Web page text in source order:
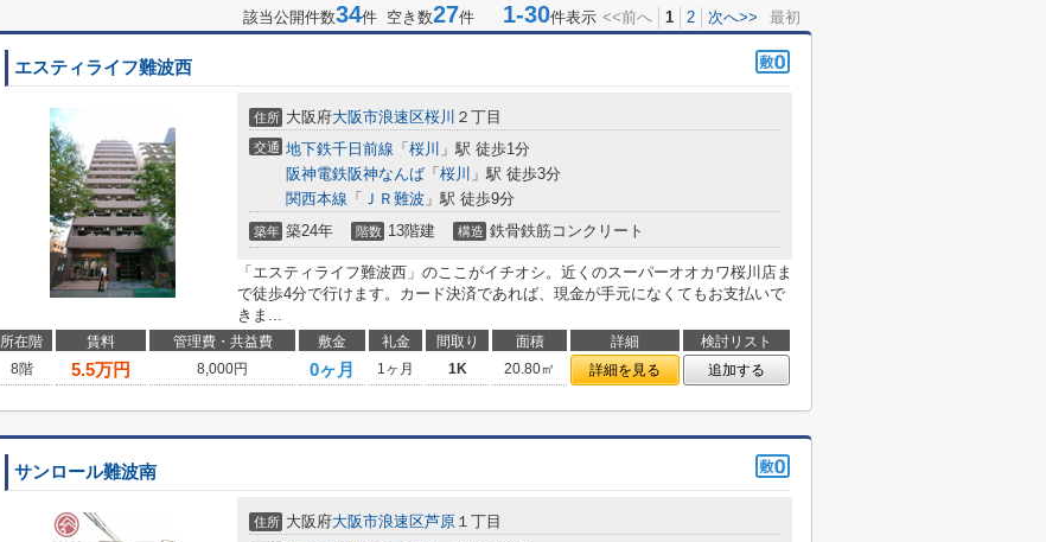
該当公開件数34件 空き数27件 1-30件表示 <<前へ 1 2 次へ>> 最初
エスティライフ難波西
住所 大阪府大阪市浪速区桜川 ２丁目
交通 地下鉄千日前線 「 桜川 」駅 徒歩1分
阪神電鉄阪神なんば 「 桜川 」駅 徒歩3分
関西本線 「 ＪＲ難波 」駅 徒歩9分
築年 築24年 階数 13階建 構造 鉄骨鉄筋コンクリート
「エスティライフ難波西」のここがイチオシ。近くのスーパーオオカワ桜川店ま
で徒歩4分で行けます。カード決済であれば、現金が手元になくてもお支払いで
きま...
所在階 賃料 管理費・共益費 敷金 礼金 間取り 面積 詳細
検討リスト
8階
5.5万円 8,000円 0ヶ月 1ヶ月 1K 20.80㎡ 詳細を見る 追加する
サンロール難波南
住所 大阪府大阪市浪速区芦原 １丁目